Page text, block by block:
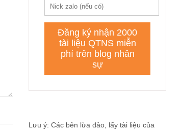
Lưu ý: Các bên lừa đảo, lấy tài liệu của